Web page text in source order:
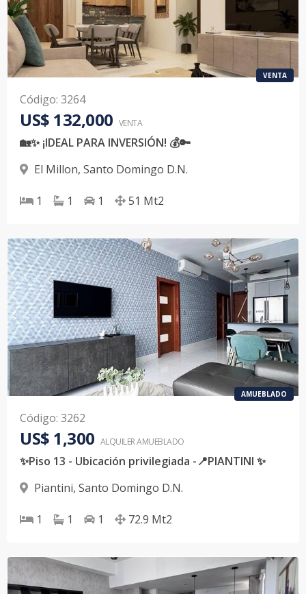
VENTA
Código: 3264
US$ 132,000 VENTA
🏡✨ ¡IDEAL PARA INVERSIÓN! 💰🔑
El Millon, Santo Domingo D.N.
1 1 1 51 Mt2
AMUEBLADO
Código: 3262
US$ 1,300 ALQUILERAMUEBLADO
✨Piso 13 - Ubicación privilegiada -📍PIANTINI ✨
Piantini, Santo Domingo D.N.
1 1 1 72.9 Mt2